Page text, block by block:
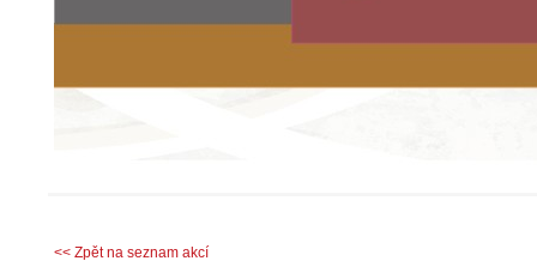
<< Zpět na seznam akcí